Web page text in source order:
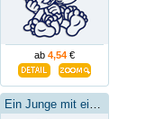
ab 4,54 €